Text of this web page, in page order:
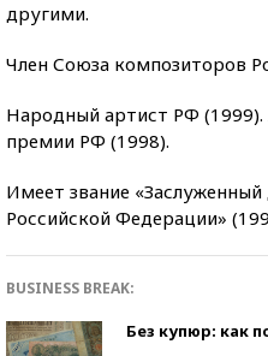
другими.
Член Союза композиторов
Народный артист РФ (1999).
премии РФ (1998).
Имеет звание «Заслуженный
Российской Федерации»
BUSINESS BREAK:
Без купюр: как